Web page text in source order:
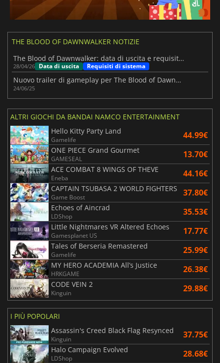
THE BLOOD OF DAWNWALKER NOTIZIE
The Blood of Dawnwalker: data di uscita e requisiti di sistema
28/04/26 Data di uscita Requisiti di sistema
Nuovo trailer di gameplay per The Blood of Dawnwalker
24/06/25
ALTRI GIOCHI DA BANDAI NAMCO ENTERTAINMENT
Hello Kitty Party Land
Gamelife 44.99€
ONE PIECE Grand Gourmet
GAMESEAL 13.70€
ACE COMBAT 8 WINGS OF THEVE
Eneba 44.16€
CAPTAIN TSUBASA 2 WORLD FIGHTERS
Game Boost 37.80€
Echoes of Aincrad
LDShop 35.53€
Little Nightmares VR Altered Echoes
Gamesplanet US 17.77€
Tales of Berseria Remastered
Gamelife 25.99€
MY HERO ACADEMIA All’s Justice
HRKGAME 26.38€
CODE VEIN 2
Kinguin 29.88€
I PIÙ POPOLARI
Assassin's Creed Black Flag Resynced
Kinguin 37.75€
Halo Campaign Evolved
LDShop 28.68€